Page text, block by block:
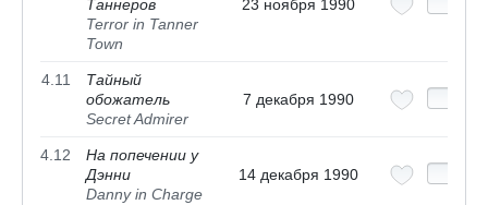
Таннеров
Terror in Tanner
Town
23 ноября 1990
4.11
Тайный
обожатель
Secret Admirer
7 декабря 1990
4.12
На попечении у
Дэнни
Danny in Charge
14 декабря 1990